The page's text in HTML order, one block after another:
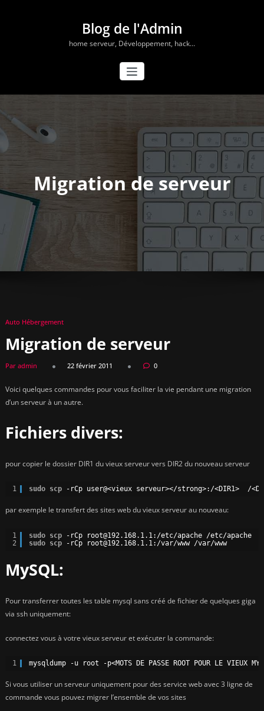
Blog de l'Admin
home serveur, Développement, hack…
Migration de serveur
Auto Hébergement
Migration de serveur
Par admin 22 février 2011 0
Voici quelques commandes pour vous faciliter la vie pendant une migration
d’un serveur à un autre.
Fichiers divers:
pour copier le dossier DIR1 du vieux serveur vers DIR2 du nouveau serveur
1 sudo scp -rCp user@<vieux serveur></strong>:/<DIR1>  /
par exemple le transfert des sites web du vieux serveur au nouveau:
1
2
sudo scp -rCp root@192.168.1.1: /etc/apache /etc/apache
sudo scp -rCp root@192.168.1.1: /var/www /var/www
MySQL:
Pour transferrer toutes les table mysql sans créé de fichier de quelques giga
via ssh uniquement:
connectez vous à votre vieux serveur et exécuter la commande:
1 mysqldump -u root -p<MOTS DE PASSE ROOT POUR LE
Si vous utiliser un serveur uniquement pour des service web avec 3 ligne de
commande vous pouvez migrer l’ensemble de vos sites